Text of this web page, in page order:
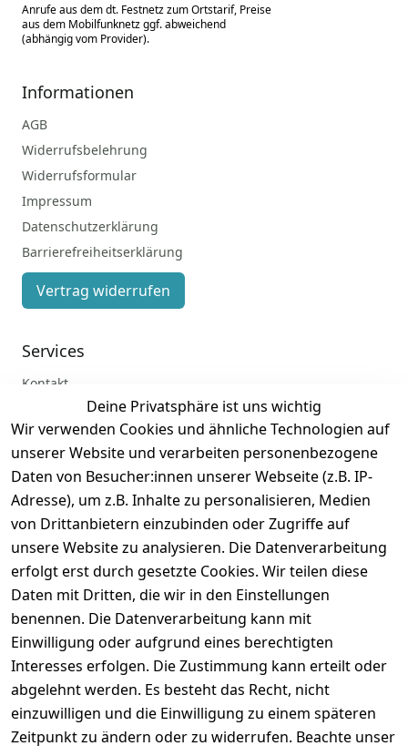
Deine Privatsphäre ist uns wichtig
Wir verwenden Cookies und ähnliche Technologien auf
unserer Website und verarbeiten personenbezogene
Daten von Besucher:innen unserer Webseite (z.B. IP-
Adresse), um z.B. Inhalte zu personalisieren, Medien
von Drittanbietern einzubinden oder Zugriffe auf
unsere Website zu analysieren. Die Datenverarbeitung
erfolgt erst durch gesetzte Cookies. Wir teilen diese
Daten mit Dritten, die wir in den Einstellungen
benennen. Die Datenverarbeitung kann mit
Einwilligung oder aufgrund eines berechtigten
Interesses erfolgen. Die Zustimmung kann erteilt oder
abgelehnt werden. Es besteht das Recht, nicht
einzuwilligen und die Einwilligung zu einem späteren
Zeitpunkt zu ändern oder zu widerrufen. Beachte unser
Anrufe aus dem dt. Festnetz zum Ortstarif, Preise
aus dem Mobilfunknetz ggf. abweichend
(abhängig vom Provider).
Informationen
AGB
Widerrufsbelehrung
Widerrufsformular
Impressum
Datenschutzerklärung
Barrierefreiheitserklärung
Vertrag widerrufen
Services
Kontakt
Registrieren
Zahlung und Versand